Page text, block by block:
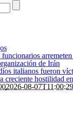
de Irán
italianos fueron
creciente hostilidad
2026-08-